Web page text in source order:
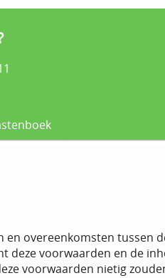
overeenkomsten tussen
voorwaarden en de
voorwaarden nietig